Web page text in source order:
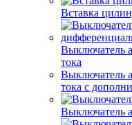
Вставка
Выключатель
тока
Выключатель
тока с
Выключатель